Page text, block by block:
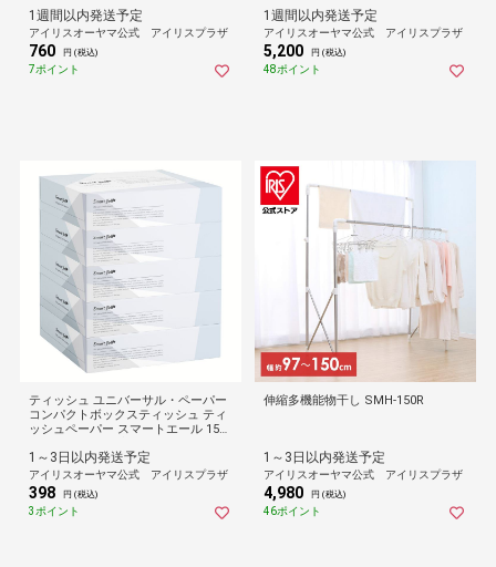
1週間以内発送予定
アイリスオーヤマ公式 アイリスプラザ
760 円 (税込)
7ポイント
1週間以内発送予定
アイリスオーヤマ公式 アイリスプラザ
5,200 円 (税込)
48ポイント
ティッシュ ユニバーサル・ペーパー
コンパクトボックスティッシュ ティ
ッシュペーパー スマートエール 150
1～3日以内発送予定
アイリスオーヤマ公式 アイリスプラザ
398 円 (税込)
3ポイント
伸縮多機能物干し SMH-150R
1～3日以内発送予定
アイリスオーヤマ公式 アイリスプラザ
4,980 円 (税込)
46ポイント